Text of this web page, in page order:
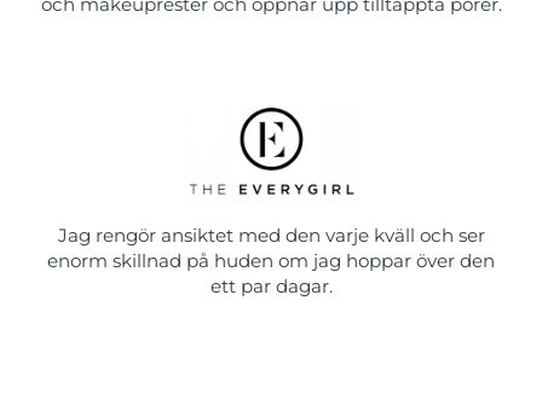
Jag rengör ansiktet med den varje kväll och ser
enorm skillnad på huden om jag hoppar över den
ett par dagar.